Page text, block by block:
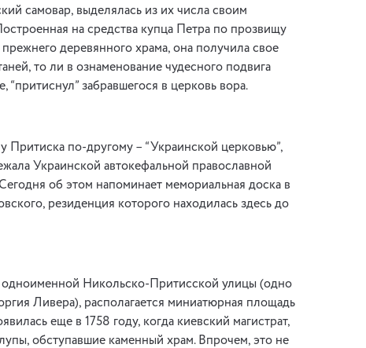
самовар, выделялась из их числа своим
на средства купца Петра по прозвищу
деревянного храма, она получила свое
то ли в ознаменование чудесного подвига
забравшегося в церковь вора.
Притиска по-другому – “Украинской церковью”,
Украинской автокефальной православной
об этом напоминает мемориальная доска в
резиденция которого находилась здесь до
Никольско-Притисской улицы (одно
Ливера), располагается миниатюрная площадь
еще в 1758 году, когда киевский магистрат,
обступавшие каменный храм. Впрочем, это не